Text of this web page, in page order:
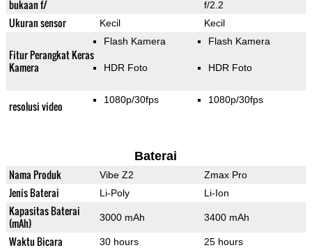
bukaan f/ f/2.2
Ukuran sensor Kecil Kecil
Fitur Perangkat Keras
Kamera
Flash Kamera
HDR Foto
Flash Kamera
HDR Foto
resolusi video 1080p/30fps 1080p/30fps
Baterai
Nama Produk Vibe Z2 Zmax Pro
Jenis Baterai Li-Poly Li-Ion
Kapasitas Baterai
(mAh)
3000 mAh 3400 mAh
Waktu Bicara 30 hours 25 hours